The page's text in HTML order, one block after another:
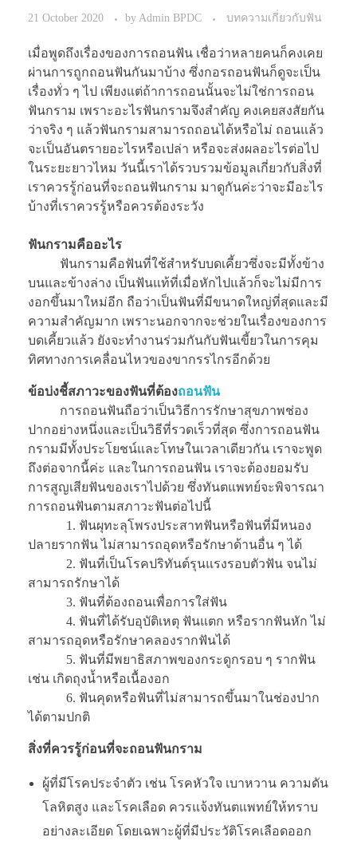
21 October 2020 byAdmin BPDC บทความเกี่ยวกับฟัน
เมื่อพูดถึงเรื่องของการถอนฟัน เชื่อว่าหลายคนก็คงเคย
ผ่านการถูกถอนฟันกันมาบ้าง ซึ่งกอรถอนฟันก็ดูจะเป็น
เรื่องทั่ว ๆ ไป เพียงแต่ถ้าการถอนนั้นจะไม่ใช่การถอน
ฟันกราม เพราะอะไรฟันกรามจึงสำคัญ คงเคยสงสัยกัน
ว่าจริง ๆ แล้วฟันกรามสามารถถอนได้หรือไม่ ถอนแล้ว
จะเป็นอันตรายอะไรหรือเปล่า หรือจะส่งผลอะไรต่อไป
ในระยะยาวไหม วันนี้เราได้รวบรวมข้อมูลเกี่ยวกับสิ่งที่
เราควรรู้ก่อนที่จะถอนฟันกราม มาดูกันค่ะว่าจะมีอะไร
บ้างที่เราควรรู้หรือควรต้องระวัง
ฟันกรามคืออะไร
ฟันกรามคือฟันที่ใช้สำหรับบดเคี้ยวซึ่งจะมีทั้งข้าง
บนและข้างล่าง เป็นฟันแท้ที่เมื่อหักไปแล้วก็จะไม่มีการ
งอกขึ้นมาใหม่อีก ถือว่าเป็นฟันที่มีขนาดใหญ่ที่สุดและมี
ความสำคัญมาก เพราะนอกจากจะช่วยในเรื่องของการ
บดเคี้ยวแล้ว ยังจะทำงานร่วมกันกับฟันเขี้ยวในการคุม
ทิศทางการเคลื่อนไหวของขากรรไกรอีกด้วย
ข้อบ่งชี้สภาวะของฟันที่ต้องถอนฟัน
การถอนฟันถือว่าเป็นวิธีการรักษาสุขภาพช่อง
ปากอย่างหนึ่งและเป็นวิธีที่รวดเร็วที่สุด ซึ่งการถอนฟัน
กรามมีทั้งประโยชน์และโทษในเวลาเดียวกัน เราจะพูด
ถึงต่อจากนี้ค่ะ และในการถอนฟัน เราจะต้องยอมรับ
การสูญเสียฟันของเราไปด้วย ซึ่งทันตแพทย์จะพิจารณา
การถอนฟันตามสภาวะฟันต่อไปนี้
1. ฟันผุทะลุโพรงประสาทฟันหรือฟันที่มีหนอง
ปลายรากฟัน ไม่สามารถอุดหรือรักษาด้านอื่น ๆ ได้
2. ฟันที่เป็นโรคปริทันต์รุนแรงรอบตัวฟัน จนไม่
สามารถรักษาได้
3. ฟันที่ต้องถอนเพื่อการใส่ฟัน
4. ฟันที่ได้รับอุบัติเหตุ ฟันแตก หรือรากฟันหัก ไม่
สามารถอุดหรือรักษาคลองรากฟันได้
5. ฟันที่มีพยาธิสภาพของกระดูกรอบ ๆ รากฟัน
เช่น เกิดถุงน้ำหรือเนื้องอก
6. ฟันคุดหรือฟันที่ไม่สามารถขึ้นมาในช่องปาก
ได้ตามปกติ
สิ่งที่ควรรู้ก่อนที่จะถอนฟันกราม
ผู้ที่มีโรคประจำตัว เช่น โรคหัวใจ เบาหวาน ความดัน
โลหิตสูง และโรคเลือด ควรแจ้งทันตแพทย์ให้ทราบ
อย่างละเอียด โดยเฉพาะผู้ที่มีประวัติโรคเลือดออก